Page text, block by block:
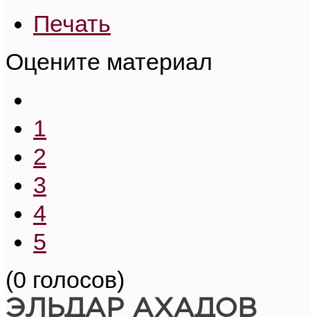
Печать
Оцените материал
1
2
3
4
5
(0 голосов)
ЭЛЬДАР АХАДОВ